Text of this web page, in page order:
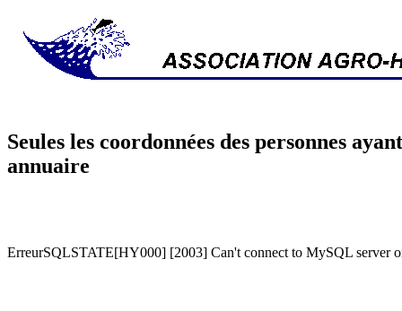
Seules les coordonnées des personnes
annuaire
ErreurSQLSTATE[HY000] [2003] Can't connect to MySQL server